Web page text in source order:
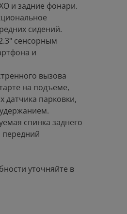
и задние фонари.
сидений.
сенсорным
и
вызова
на подъеме,
датчика парковки,
спинка заднего
передний
уточняйте в